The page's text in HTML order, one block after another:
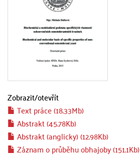
Zobrazit/otevřít
Text práce (18.33Mb)
Abstrakt (45.78Kb)
Abstrakt (anglicky) (12.98Kb)
Záznam o průběhu obhajoby (151.1Kb)